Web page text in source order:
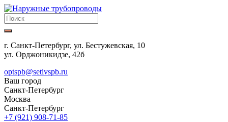
г. Санкт-Петербург, ул. Бестужевская, 10
ул. Орджоникидзе, 42б
optspb@setivspb.ru
Ваш город
Санкт-Петербург
Москва
Санкт-Петербург
+7 (921) 908-71-85